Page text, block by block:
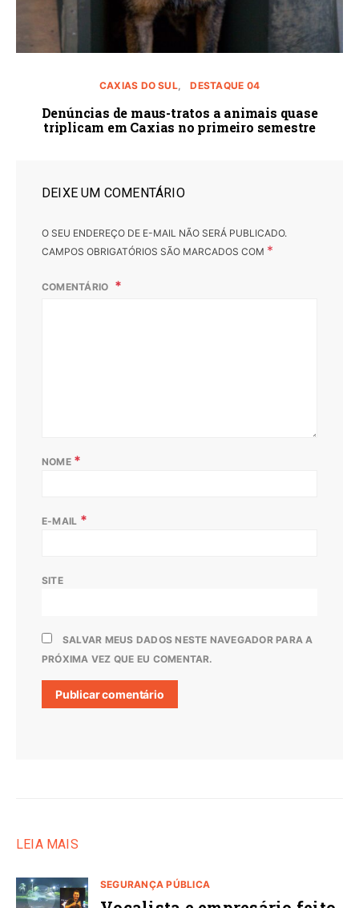
CAXIAS DO SUL DESTAQUE 04
Denúncias de maus-tratos a animais quase
triplicam em Caxias no primeiro semestre
DEIXE UM COMENTÁRIO
O SEU ENDEREÇO DE E-MAIL NÃO SERÁ PUBLICADO.
CAMPOS OBRIGATÓRIOS SÃO MARCADOS COM *
COMENTÁRIO
NOME *
E-MAIL *
SITE
SALVAR MEUS DADOS NESTE NAVEGADOR PARA A
PRÓXIMA VEZ QUE EU COMENTAR.
LEIA MAIS
SEGURANÇA PÚBLICA